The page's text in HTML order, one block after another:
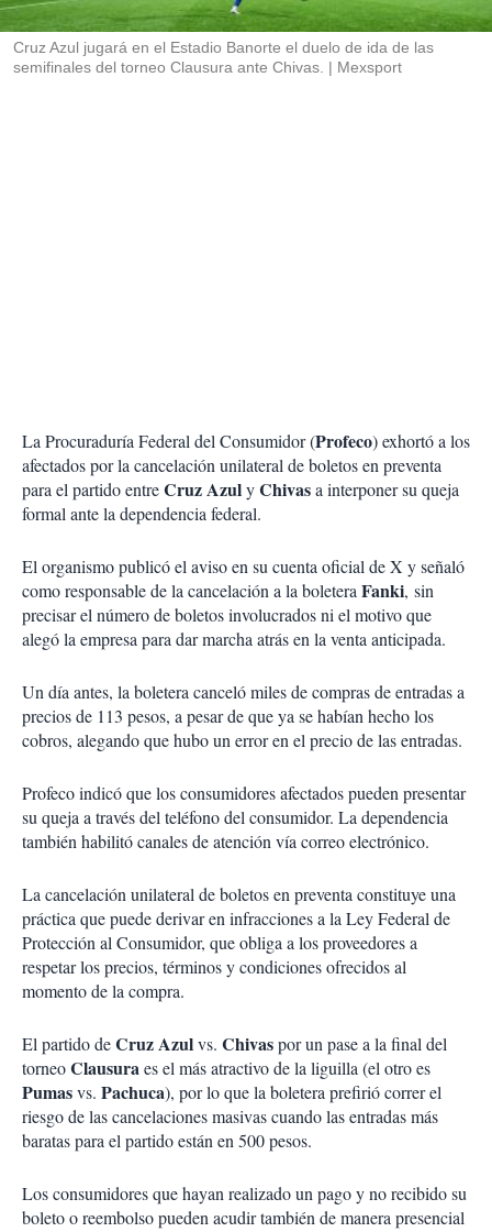
i
Cruz Azul jugará en el Estadio Banorte el duelo de ida de las
semifinales del torneo Clausura ante Chivas.
Mexsport
La Procuraduría Federal del Consumidor (Profeco) exhortó a los
afectados por la cancelación unilateral de boletos en preventa
para el partido entreCruz AzulyChivasa interponer su queja
formal ante la dependencia federal.
El organismo publicó el aviso en su cuenta oficial de X y señaló
como responsable de la cancelación a la boleteraFanki, sin
precisar el número de boletos involucrados ni el motivo que
alegó la empresa para dar marcha atrás en la venta anticipada.
Un día antes, la boletera canceló miles de compras de entradas a
precios de 113 pesos, a pesar de que ya se habían hecho los
cobros, alegando que hubo un error en el precio de las entradas.
Profeco indicó que los consumidores afectados pueden presentar
su queja a través del teléfono del consumidor. La dependencia
también habilitó canales de atención vía correo electrónico.
La cancelación unilateral de boletos en preventa constituye una
práctica que puede derivar en infracciones a la Ley Federal de
Protección al Consumidor, que obliga a los proveedores a
respetar los precios, términos y condiciones ofrecidos al
momento de la compra.
El partido deCruz Azulvs. Chivaspor un pase a la final del
torneoClausuraes el más atractivo de la liguilla (el otro es
Pumasvs. Pachuca), por lo que la boletera prefirió correr el
riesgo de las cancelaciones masivas cuando las entradas más
baratas para el partido están en 500 pesos.
Los consumidores que hayan realizado un pago y no recibido su
boleto o reembolso pueden acudir también de manera presencial